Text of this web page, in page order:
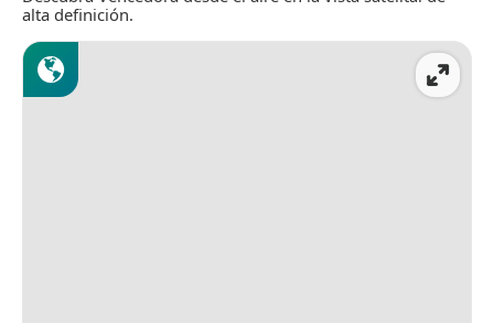
alta definición.